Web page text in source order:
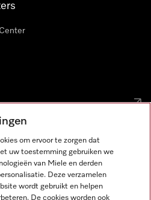
om ervoor te zorgen dat
uw toestemming gebruiken we
van Miele en derden
Deze verzamelen
wordt gebruikt en helpen
De cookies worden ook